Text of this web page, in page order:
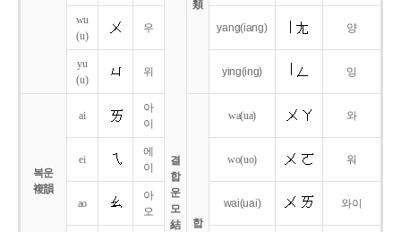
결
합
운
모
結
類
wu
(u)
우 yang(iang) 양
yu
(u)
위 ying(ing) 잉
복운
複韻
ai
아
이
합
wa(ua) 와
ei
에
이
wo(uo) 워
ao
아
오
wai(uai) 와이